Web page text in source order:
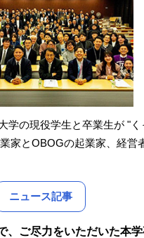
学の現役学生と卒業生が "
家とOBOGの起業家、経営
ニュース記事
、ご尽力をいただいた本